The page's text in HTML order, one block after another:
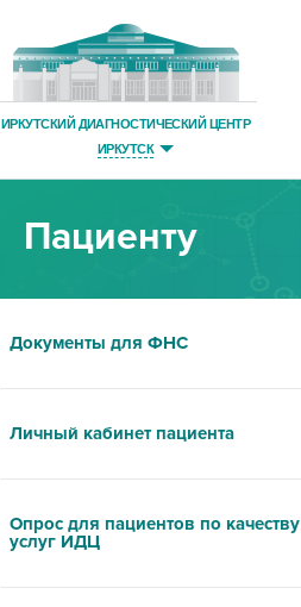
ИРКУТСКИЙ ДИАГНОСТИЧЕСКИЙ ЦЕНТР
ИРКУТСК
Пациенту
Документы для ФНС
Личный кабинет пациента
Опрос для пациентов по качеству
услуг ИДЦ